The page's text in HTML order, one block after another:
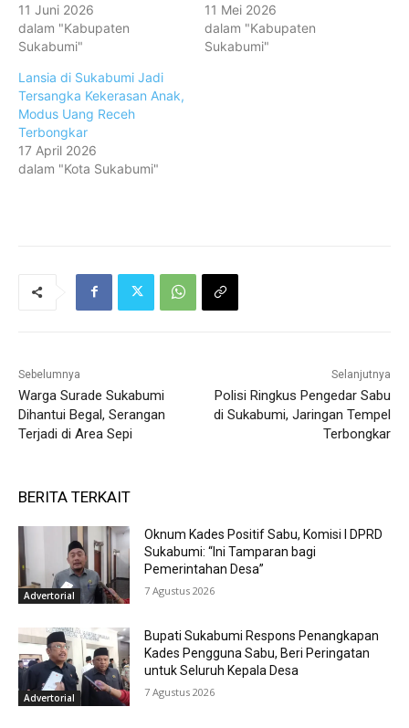
11 Juni 2026
dalam "Kabupaten
Sukabumi"
11 Mei 2026
dalam "Kabupaten
Sukabumi"
Lansia di Sukabumi Jadi
Tersangka Kekerasan Anak,
Modus Uang Receh
Terbongkar
17 April 2026
dalam "Kota Sukabumi"
Sebelumnya
Warga Surade Sukabumi
Dihantui Begal, Serangan
Terjadi di Area Sepi
Selanjutnya
Polisi Ringkus Pengedar Sabu
di Sukabumi, Jaringan Tempel
Terbongkar
BERITA TERKAIT
Advertorial
Oknum Kades Positif Sabu, Komisi I DPRD
Sukabumi: “Ini Tamparan bagi
Pemerintahan Desa”
7 Agustus 2026
Advertorial
Bupati Sukabumi Respons Penangkapan
Kades Pengguna Sabu, Beri Peringatan
untuk Seluruh Kepala Desa
7 Agustus 2026